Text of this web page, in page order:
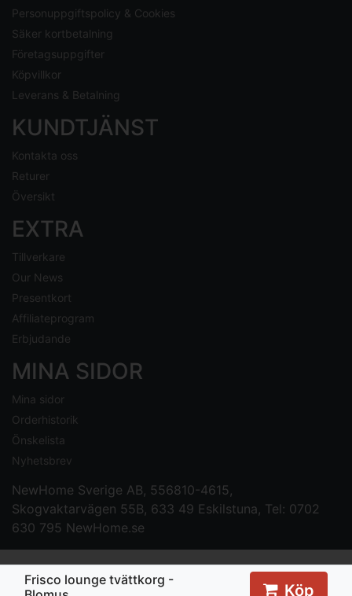
Frisco lounge tvättkorg -
Köp
Personuppgiftspolicy & Cookies
Säker kortbetalning
Företagsuppgifter
Köpvillkor
Leverans & Betalning
KUNDTJÄNST
Kontakta oss
Returer
Översikt
EXTRA
Tillverkare
Our News
Presentkort
Affiliateprogram
Erbjudande
MINA SIDOR
Mina sidor
Orderhistorik
Önskelista
Nyhetsbrev
NewHome Sverige AB, 556810-4615,
Skogvaktarvägen 55B, 633 49 Eskilstuna, Tel: 0702
630 795 NewHome.se